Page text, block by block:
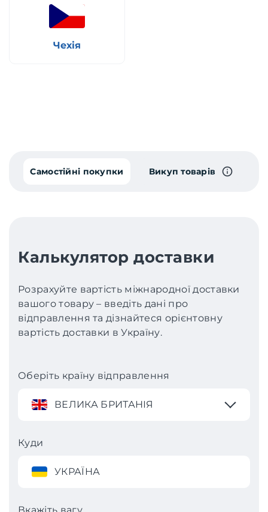
Чехія
Самостійні покупки Викуп товарів
Калькулятор доставки
Розрахуйте вартість міжнародної доставки
вашого товару – введіть дані про
відправлення та дізнайтеся орієнтовну
вартість доставки в Україну.
Оберіть країну відправлення
ВЕЛИКА БРИТАНІЯ
Куди
УКРАЇНА